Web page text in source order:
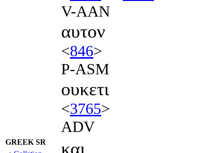
V-AAN
αυτον
<846>
P-ASM
ουκετι
<3765>
ADV
GREEK SR
και